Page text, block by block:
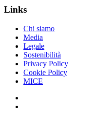
Links
Chi siamo
Media
Legale
Sostenibilità
Privacy Policy
Cookie Policy
MICE